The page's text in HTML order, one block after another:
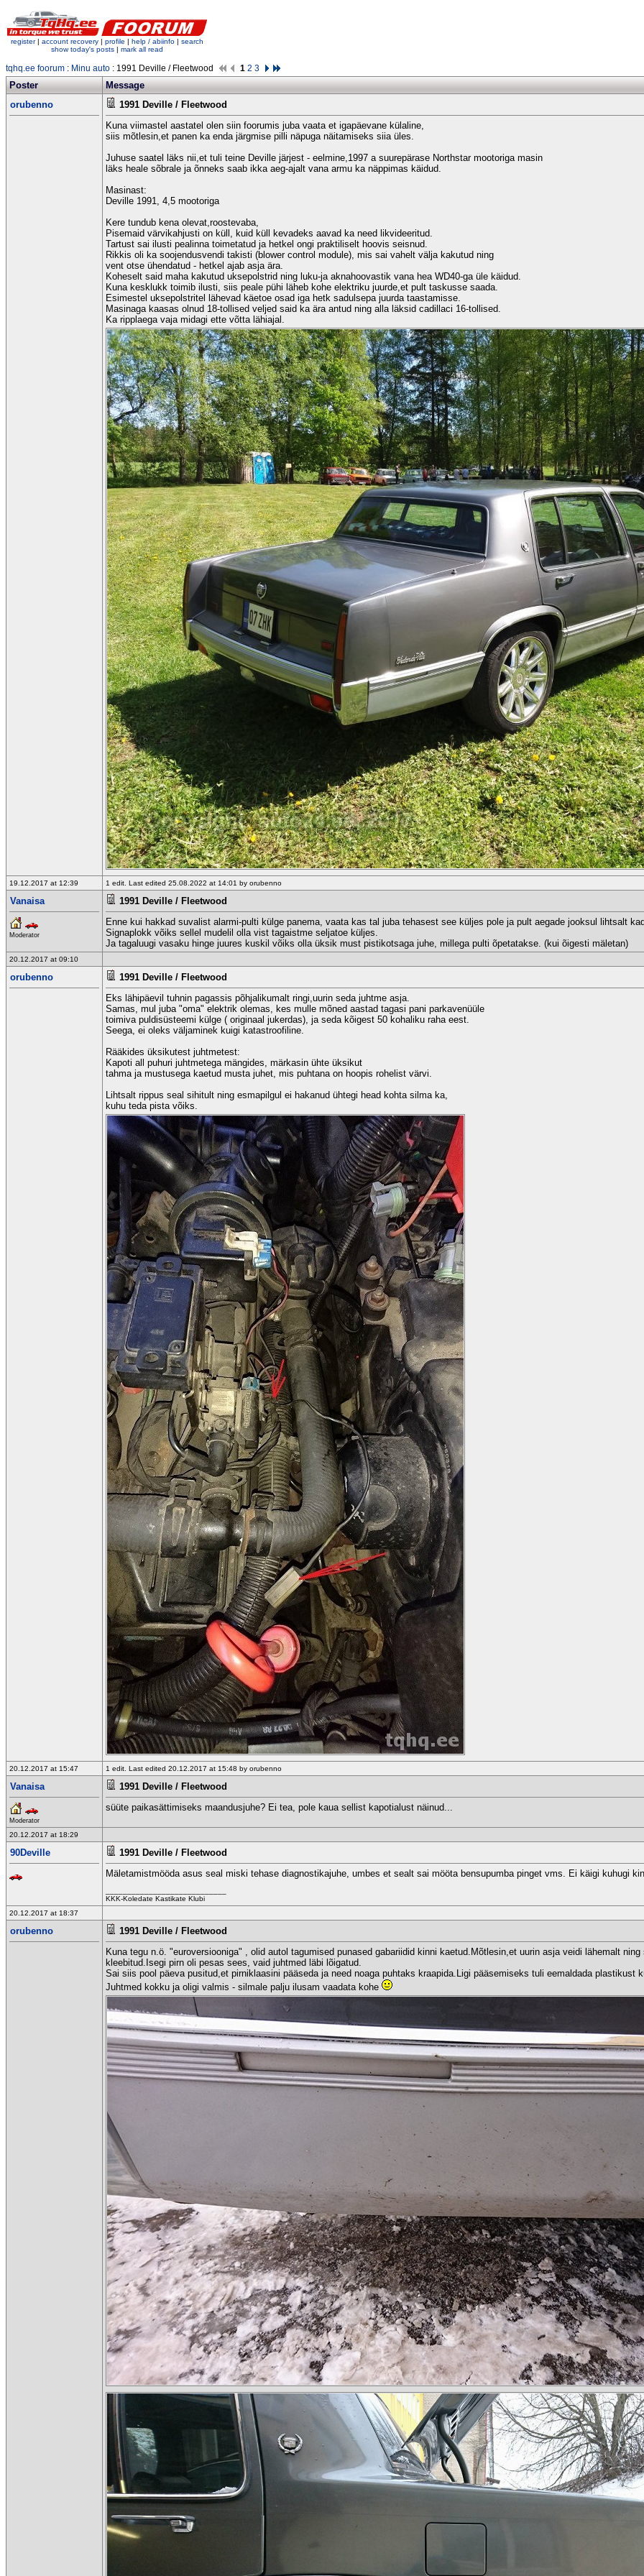
register| account recovery | profile | help / abiinfo | search
show today's posts | mark all read
tqhq.ee foorum : Minu auto : 1991 Deville / Fleetwood 1 2 3
Poster
Message
orubenno
1991 Deville / Fleetwood
Kuna viimastel aastatel olen siin foorumis juba vaata et igapäevane külaline,
siis mõtlesin,et panen ka enda järgmise pilli näpuga näitamiseks siia üles.
Juhuse saatel läks nii,et tuli teine Deville järjest - eelmine,1997 a suurepärase Northstar mootoriga masin
läks heale sõbrale ja õnneks saab ikka aeg-ajalt vana armu ka näppimas käidud.
Masinast:
Deville 1991, 4,5 mootoriga
Kere tundub kena olevat,roostevaba,
Pisemaid värvikahjusti on küll, kuid küll kevadeks aavad ka need likvideeritud.
Tartust sai ilusti pealinna toimetatud ja hetkel ongi praktiliselt hoovis seisnud.
Rikkis oli ka soojendusvendi takisti (blower control module), mis sai vahelt välja kakutud ning
vent otse ühendatud - hetkel ajab asja ära.
Koheselt said maha kakutud uksepolstrid ning luku-ja aknahoovastik vana hea WD40-ga üle käidud.
Kuna kesklukk toimib ilusti, siis peale pühi läheb kohe elektriku juurde,et pult taskusse saada.
Esimestel uksepolstritel lähevad käetoe osad iga hetk sadulsepa juurda taastamisse.
Masinaga kaasas olnud 18-tollised veljed said ka ära antud ning alla läksid cadillaci 16-tollised.
Ka ripplaega vaja midagi ette võtta lähiajal.
19.12.2017 at 12:39 1 edit. Last edited 25.08.2022 at 14:01 by orubenno
Vanaisa
Moderator
1991 Deville / Fleetwood
Enne kui hakkad suvalist alarmi-pulti külge panema, vaata kas tal juba tehasest see küljes pole ja pult aegade jooksul lihtsalt
Signaplokk võiks sellel mudelil olla vist tagaistme seljatoe küljes.
Ja tagaluugi vasaku hinge juures kuskil võiks olla üksik must pistikotsaga juhe, millega pulti õpetatakse. (kui õigesti mäletan)
20.12.2017 at 09:10
orubenno
1991 Deville / Fleetwood
Eks lähipäevil tuhnin pagassis põhjalikumalt ringi,uurin seda juhtme asja.
Samas, mul juba "oma" elektrik olemas, kes mulle mõned aastad tagasi pani parkavenüüle
toimiva puldisüsteemi külge ( originaal jukerdas), ja seda kõigest 50 kohaliku raha eest.
Seega, ei oleks väljaminek kuigi katastroofiline.
Rääkides üksikutest juhtmetest:
Kapoti all puhuri juhtmetega mängides, märkasin ühte üksikut
tahma ja mustusega kaetud musta juhet, mis puhtana on hoopis rohelist värvi.
Lihtsalt rippus seal sihitult ning esmapilgul ei hakanud ühtegi head kohta silma ka,
kuhu teda pista võiks.
20.12.2017 at 15:47 1 edit. Last edited 20.12.2017 at 15:48 by orubenno
Vanaisa
Moderator
1991 Deville / Fleetwood
süüte paikasättimiseks maandusjuhe? Ei tea, pole kaua sellist kapotialust näinud...
20.12.2017 at 18:29
90Deville
1991 Deville / Fleetwood
Mäletamistmööda asus seal miski tehase diagnostikajuhe, umbes et sealt sai mööta bensupumba pinget vms. Ei käigi kuhugi
KKK-Koledate Kastikate Klubi
20.12.2017 at 18:37
orubenno
1991 Deville / Fleetwood
Kuna tegu n.ö. "euroversiooniga" , olid autol tagumised punased gabariidid kinni kaetud.Mõtlesin,et uurin asja veidi lähemalt
kleebitud.Isegi pirn oli pesas sees, vaid juhtmed läbi lõigatud.
Sai siis pool päeva pusitud,et pirniklaasini pääseda ja need noaga puhtaks kraapida.Ligi pääsemiseks tuli eemaldada plastikust
Juhtmed kokku ja oligi valmis - silmale palju ilusam vaadata kohe